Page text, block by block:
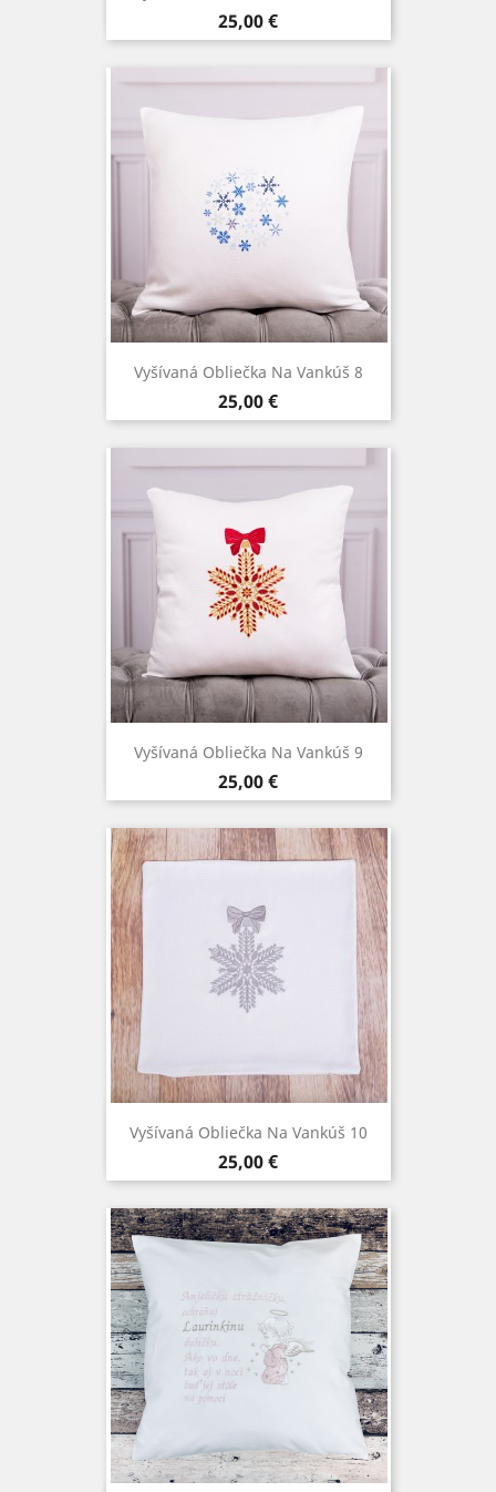
Cena
25,00 €
Vyšívaná Obliečka Na Vankúš 8
Cena
25,00 €
Vyšívaná Obliečka Na Vankúš 9
Cena
25,00 €
Vyšívaná Obliečka Na Vankúš 10
Cena
25,00 €